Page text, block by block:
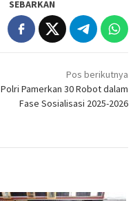
SEBARKAN
Pos berikutnya
Polri Pamerkan 30 Robot dalam
Fase Sosialisasi 2025-2026